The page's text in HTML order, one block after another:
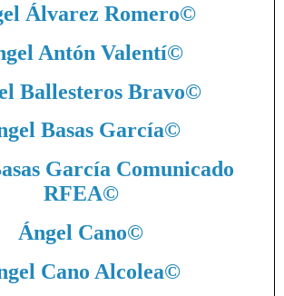
Álvarez Romero©
Antón Valentí©
Ballesteros Bravo©
Basas García©
García Comunicado
RFEA©
Ángel Cano©
Cano Alcolea©